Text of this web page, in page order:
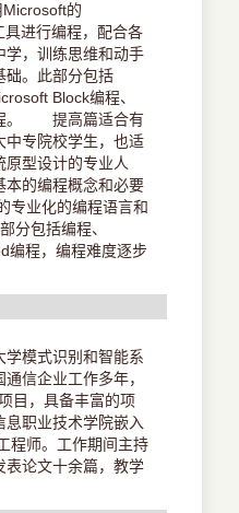
的
进行编程，配合各
学，训练思维和动手
础。此部分包括
Block编程、
程。 提高篇适合有
中专院校学生，也适
原型设计的专业人
本的编程概念和必要
专业化的编程语言和
分包括编程、
编程，编程难度逐步
学模式识别和智能系
信企业工作多年，
目，具备丰富的项
息职业技术学院嵌入
程师。工作期间主持
表论文十余篇，教学